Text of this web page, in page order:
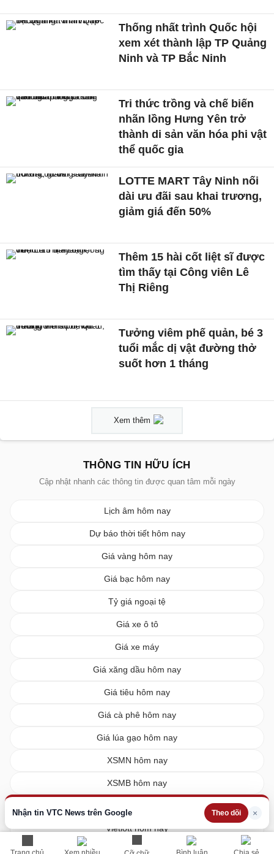
Nhận tin VTC News trên Google Theo dõi ×
Thống nhất trình Quốc hội
xem xét thành lập TP Quảng
Ninh và TP Bắc Ninh
Tri thức trồng và chế biến
nhãn lồng Hưng Yên trở
thành di sản văn hóa phi vật
thể quốc gia
LOTTE MART Tây Ninh nối
dài ưu đãi sau khai trương,
giảm giá đến 50%
Thêm 15 hài cốt liệt sĩ được
tìm thấy tại Công viên Lê
Thị Riêng
Tưởng viêm phế quản, bé 3
tuổi mắc dị vật đường thở
suốt hơn 1 tháng
Xem thêm
THÔNG TIN HỮU ÍCH
Cập nhật nhanh các thông tin được quan tâm mỗi ngày
Lịch âm hôm nay
Dự báo thời tiết hôm nay
Giá vàng hôm nay
Giá bạc hôm nay
Tỷ giá ngoại tệ
Giá xe ô tô
Giá xe máy
Giá xăng dầu hôm nay
Giá tiêu hôm nay
Giá cà phê hôm nay
Giá lúa gạo hôm nay
XSMN hôm nay
XSMB hôm nay
Vietlott hôm nay